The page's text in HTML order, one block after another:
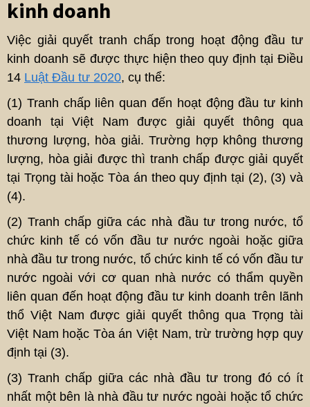
kinh doanh
Việc giải quyết tranh chấp trong hoạt động đầu tư
kinh doanh sẽ được thực hiện theo quy định tại Điều
14 Luật Đầu tư 2020, cụ thể:
(1) Tranh chấp liên quan đến hoạt động đầu tư kinh
doanh tại Việt Nam được giải quyết thông qua
thương lượng, hòa giải. Trường hợp không thương
lượng, hòa giải được thì tranh chấp được giải quyết
tại Trọng tài hoặc Tòa án theo quy định tại (2), (3) và
(4).
(2) Tranh chấp giữa các nhà đầu tư trong nước, tổ
chức kinh tế có vốn đầu tư nước ngoài hoặc giữa
nhà đầu tư trong nước, tổ chức kinh tế có vốn đầu tư
nước ngoài với cơ quan nhà nước có thẩm quyền
liên quan đến hoạt động đầu tư kinh doanh trên lãnh
thổ Việt Nam được giải quyết thông qua Trọng tài
Việt Nam hoặc Tòa án Việt Nam, trừ trường hợp quy
định tại (3).
(3) Tranh chấp giữa các nhà đầu tư trong đó có ít
nhất một bên là nhà đầu tư nước ngoài hoặc tổ chức